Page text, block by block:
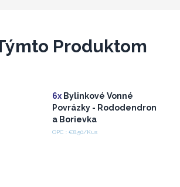
Produktom
6x Bylinkové Vonné
Povrázky - Rododendron
a Borievka
OPC : €8.50/Kus